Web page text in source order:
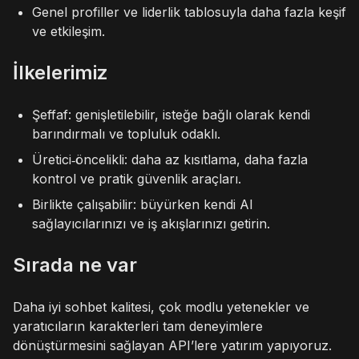
Genel profiller ve liderlik tablosuyla daha fazla keşif
ve etkileşim.
İlkelerimiz
Şeffaf: genişletilebilir, isteğe bağlı olarak kendi
barındırmalı ve topluluk odaklı.
Üretici‑öncelikli: daha az kısıtlama, daha fazla
kontrol ve pratik güvenlik araçları.
Birlikte çalışabilir: büyürken kendi AI
sağlayıcılarınızı ve iş akışlarınızı getirin.
Sırada ne var
Daha iyi sohbet kalitesi, çok modlu yetenekler ve
yaratıcıların karakterleri tam deneyimlere
dönüştürmesini sağlayan API’lere yatırım yapıyoruz.